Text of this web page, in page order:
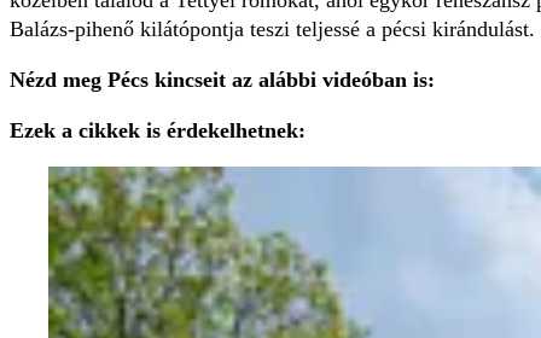
Balázs-pihenő kilátópontja teszi teljessé a pécsi kirándulást.
Nézd meg Pécs kincseit az alábbi videóban is:
Ezek a cikkek is érdekelhetnek: